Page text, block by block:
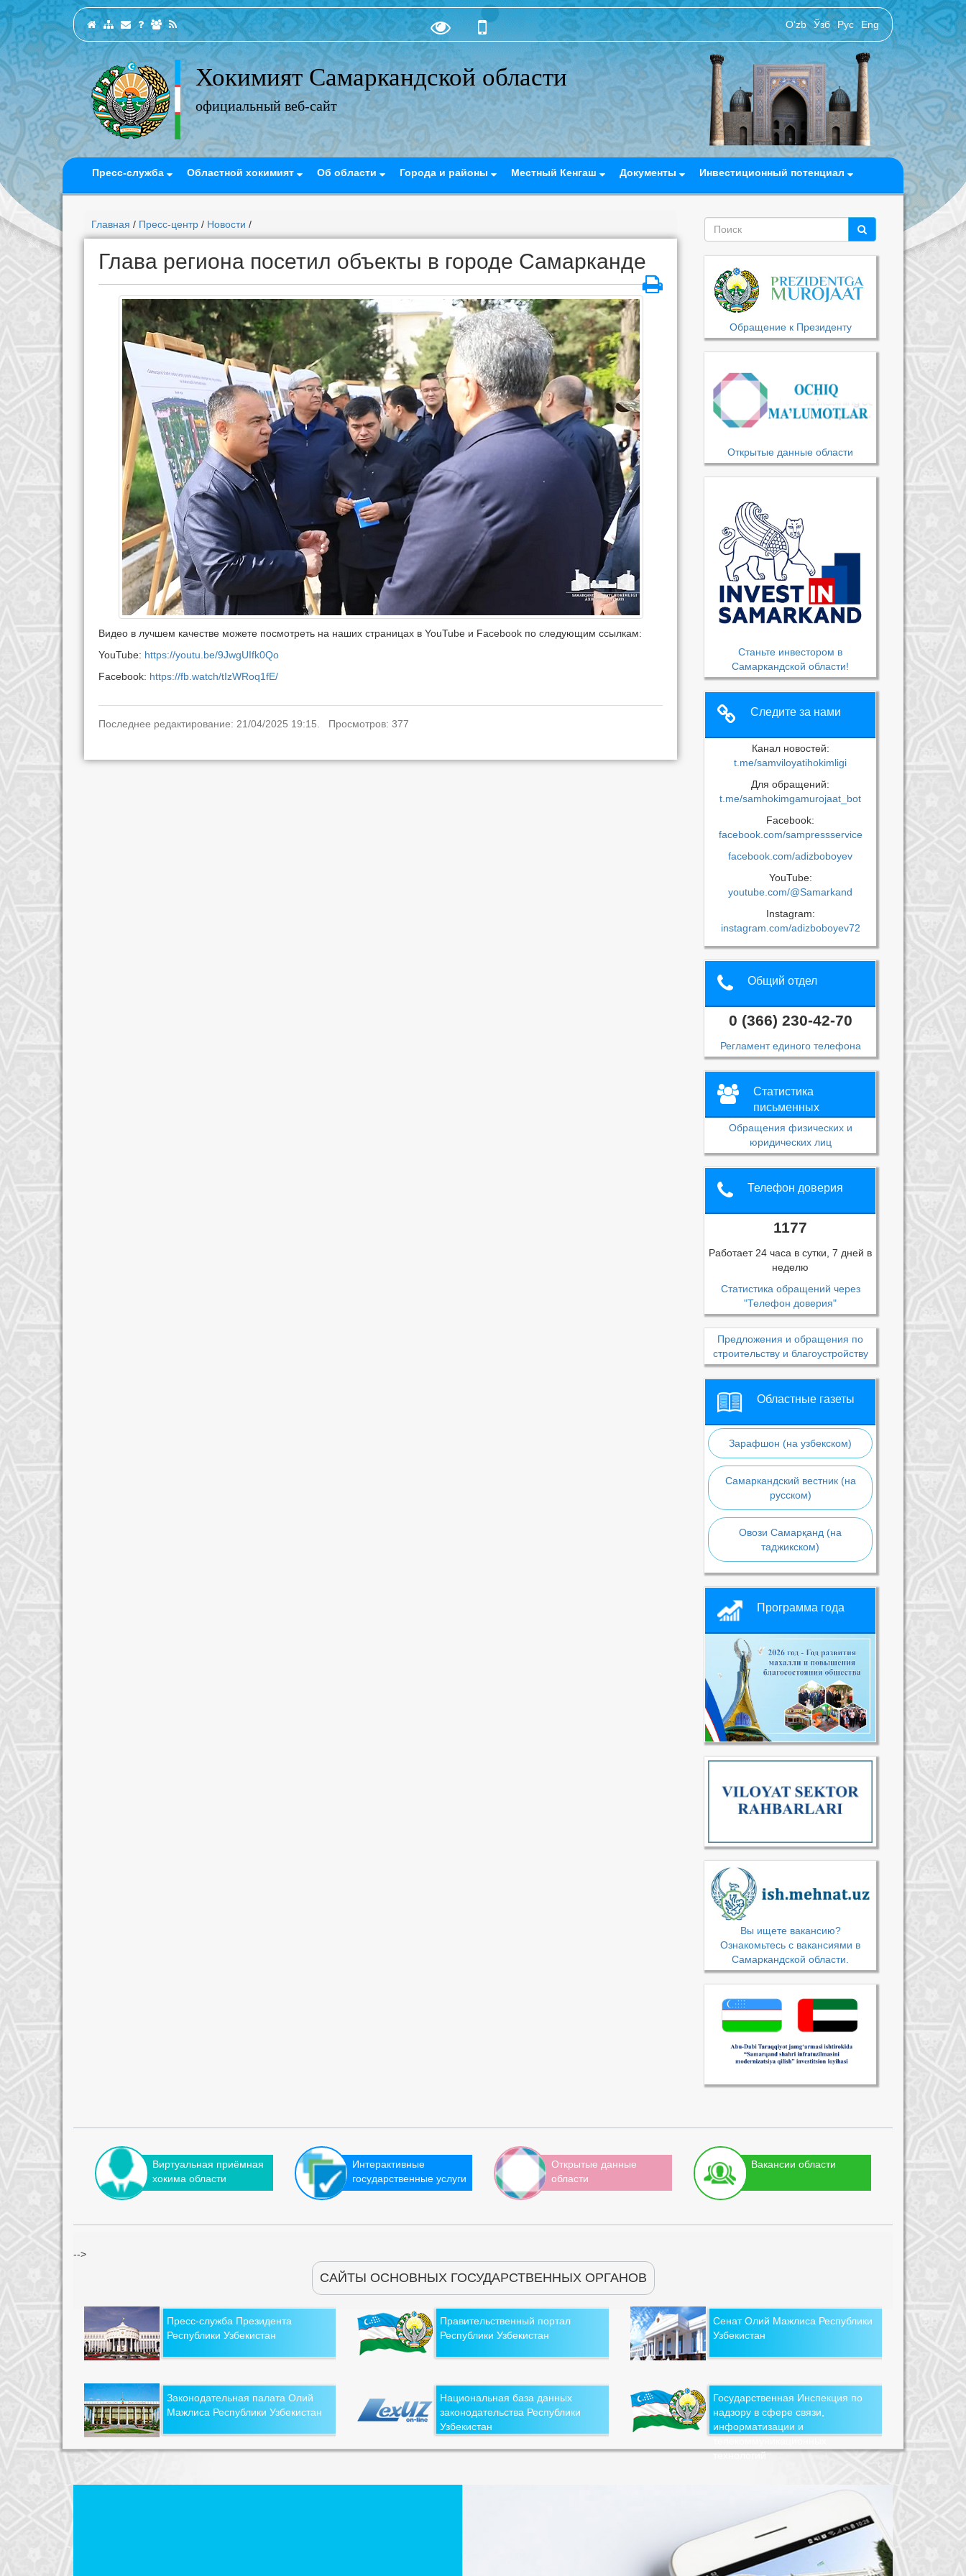
O‘zb Ўзб Рус Eng
Хокимият Самаркандской области
официальный веб-сайт
Пресс-служба Областной хокимият Об области Города и районы Местный Кенгаш Документы Инвестиционный потенциал
Главная / Пресс-центр / Новости /
Глава региона посетил объекты в городе Самарканде
Видео в лучшем качестве можете посмотреть на наших страницах в YouTube и Facebook по следующим ссылкам:
YouTube: https://youtu.be/9JwgUIfk0Qo
Facebook: https://fb.watch/tIzWRoq1fE/
Последнее редактирование: 21/04/2025 19:15. Просмотров: 377
Обращение к Президенту
Открытые данные области
Станьте инвестором в
Самаркандской области!
Следите за нами
Канал новостей:
t.me/samviloyatihokimligi
Для обращений:
t.me/samhokimgamurojaat_bot
Facebook:
facebook.com/sampressservice
facebook.com/adizboboyev
YouTube:
youtube.com/@Samarkand
Instagram:
instagram.com/adizboboyev72
Общий отдел
0 (366) 230-42-70
Регламент единого телефона
Статистика
письменных
обращений
Обращения физических и
юридических лиц
Телефон доверия
1177
Работает 24 часа в сутки, 7 дней в
неделю
Статистика обращений через
"Телефон доверия"
Предложения и обращения по
строительству и благоустройству
Областные газеты
Зарафшон (на узбекском)
Самаркандский вестник (на
русском)
Овози Самарқанд (на
таджикском)
Программа года
Вы ищете вакансию?
Ознакомьтесь с вакансиями в
Самаркандской области.
Виртуальная приёмная
хокима области
Интерактивные
государственные услуги
Открытые данные
области
Вакансии области
-->
САЙТЫ ОСНОВНЫХ ГОСУДАРСТВЕННЫХ ОРГАНОВ
Пресс-служба Президента
Республики Узбекистан
Правительственный портал
Республики Узбекистан
Сенат Олий Мажлиса Республики
Узбекистан
Законодательная палата Олий
Мажлиса Республики Узбекистан
Национальная база данных
законодательства Республики
Узбекистан
Государственная Инспекция по
надзору в сфере связи,
информатизации и
технологий